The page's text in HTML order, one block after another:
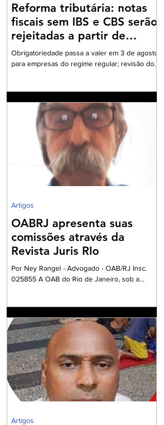
Reforma tributária: notas
fiscais sem IBS e CBS serão
rejeitadas a partir de
agosto
Obrigatoriedade passa a valer em 3 de agosto
para empresas do regime regular; revisão dos
Fazenda passará a rejeitar a emissão de NF-e
e NFC-e que não contenham o preenchimento
dos campos relativos ao Imposto sobre Bens e
Serviços (IBS) e à Contribuição sobre Bens e
Serviços (CBS). A mudança marca uma das
primeiras etapas de validação obrigatória
OABRJ apresenta suas
comissões através da
Revista Juris RIo
Por Ney Rangel - Advogado - OAB/RJ Insc.
025855 A OAB do Rio de Janeiro, sob a
Comissões formadas por Advogados e
Advogadas com a missão de trabalharem com
a Garantia Constitucional inscrita no art. 133 da
nossa Carta Política de 1988, realizando um
grandioso Projeto de Participação da Ordem
dos Advogados na preparação dos
profissionais da Advocacia para aperfe
Artigos
Artigos